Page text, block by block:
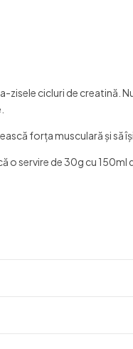
cicluri de creatină.
forţa musculară şi să
servire de 30g cu